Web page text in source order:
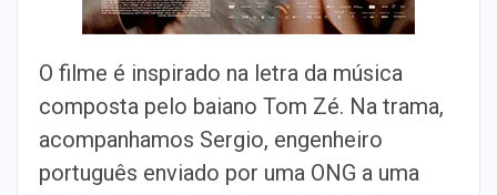
O filme é inspirado na letra da música
composta pelo baiano Tom Zé. Na trama,
acompanhamos Sergio, engenheiro
português enviado por uma ONG a uma